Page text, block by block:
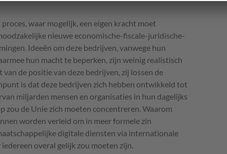
waar mogelijk, een eigen kracht moet
nieuwe economische-fiscale-juridische-
Ideeën om deze bedrijven, vanwege hun
hun macht te beperken, zijn weinig realistisch
de positie van deze bedrijven, zij lossen de
is dat deze bedrijven zich hebben ontwikkeld tot
miljarden mensen en organisaties in hun dagelijks
zou de Unie zich moeten concentreren. Waarom
worden verleid om in meer formele zin
digitale diensten via internationale
overal gelijk zou moeten zijn.